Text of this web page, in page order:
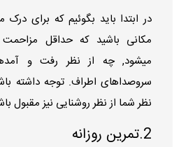
در ابتدا باید بگوئیم که برای درک
مکانی باشید که حداقل مزاحمت
میشود, چه از نظر رفت و
سروصداهای اطراف. توجه داشته
نظر شما از نظر روشنایی نیز مقبول
2.تمرین روزانه